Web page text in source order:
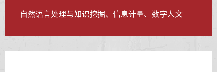
自然语言处理与知识挖掘、信息计量、数字人文